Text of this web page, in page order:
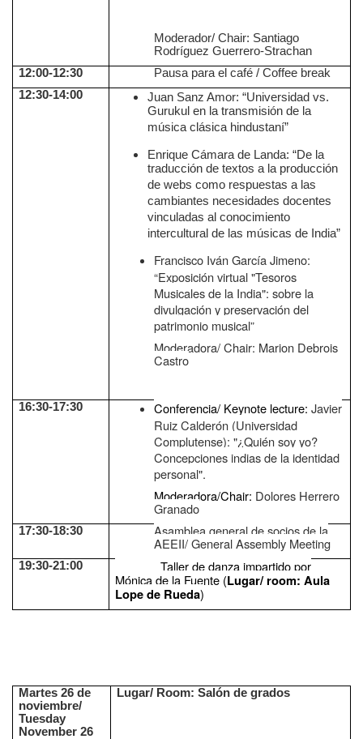
Moderador/ Chair: Santiago
Rodríguez Guerrero-Strachan
12:00-12:30
Pausa para el café / Coffee break
12:30-14:00
Juan Sanz Amor: “Universidad vs.
Gurukul en la transmisión de la
música clásica hindustaní”
Enrique Cámara de Landa: “De la
traducción de textos a la producción
de webs como respuestas a las
cambiantes necesidades docentes
vinculadas al conocimiento
intercultural de las músicas de India”
Francisco Iván García Jimeno:
“Exposición virtual "Tesoros
Musicales de la India": sobre la
divulgación y preservación del
patrimonio musical”
Moderadora/ Chair: Marion Debrois
Castro
16:30-17:30 Conferencia/ Keynote lecture: Javier
Ruiz Calderón (Universidad
Complutense): "¿Quién soy yo?
Concepciones indias de la identidad
personal".
Moderadora/Chair: Dolores Herrero
Granado
17:30-18:30 Asamblea general de socios de la
AEEII/ General Assembly Meeting
19:30-21:00
Taller de danza impartido por
Mónica de la Fuente (Lugar/ room: Aula
Lope de Rueda)
Martes 26 de
noviembre/
Tuesday
November 26
Lugar/ Room: Salón de grados